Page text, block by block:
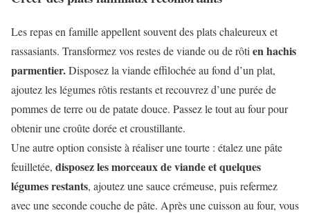
Les repas en famille appellent souvent des plats chaleureux et
rassasiants. Transformez vos restes de viande ou de rôti en hachis
parmentier.Disposez la viande effilochée au fond d’un plat,
ajoutez les légumes rôtis restants et recouvrez d’une purée de
pommes de terre ou de patate douce. Passez le tout au four pour
obtenir une croûte dorée et croustillante.
Une autre option consiste à réaliser une tourte : étalez une pâte
feuilletée, disposez les morceaux de viande et quelques
légumes restants, ajoutez une sauce crémeuse, puis refermez
avec une seconde couche de pâte. Après une cuisson au four, vous